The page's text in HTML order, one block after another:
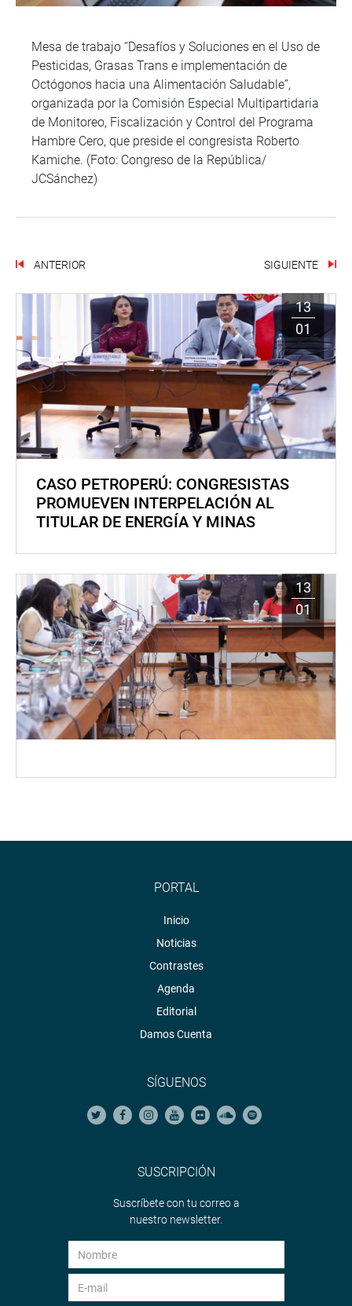
Mesa de trabajo “Desafíos y Soluciones en el Uso de
Pesticidas, Grasas Trans e implementación de
Octógonos hacia una Alimentación Saludable”,
organizada por la Comisión Especial Multipartidaria
de Monitoreo, Fiscalización y Control del Programa
Hambre Cero, que preside el congresista Roberto
Kamiche. (Foto: Congreso de la República/
JCSánchez)
ANTERIOR SIGUIENTE
13
01
CASO PETROPERÚ: CONGRESISTAS
PROMUEVEN INTERPELACIÓN AL
TITULAR DE ENERGÍA Y MINAS
13
01
PORTAL
Inicio
Noticias
Contrastes
Agenda
Editorial
Damos Cuenta
SÍGUENOS
SUSCRIPCIÓN
Suscríbete con tu correo a
nuestro newsletter.